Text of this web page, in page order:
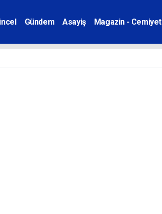
Gündem Asayiş Magazin - Cemiyet